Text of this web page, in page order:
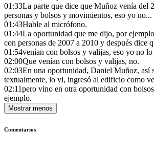
01:33La parte que dice que Muñoz venía del
personas y bolsos y movimientos, eso yo no...
01:43Hable al micrófono.
01:44La oportunidad que me dijo, por
con personas de 2007 a 2010 y después dice
01:54venían con bolsos y valijas, eso yo no
02:00Que venían con bolsos y valijas, no.
02:03En una oportunidad, Daniel Muñoz, así
textualmente, lo vi, ingresó al edificio como
02:11pero vino en otra oportunidad con
ejemplo.
Mostrar menos
Comentarios